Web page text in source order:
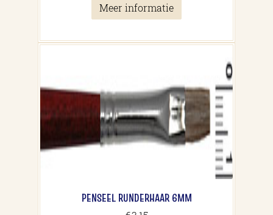
Meer informatie
PENSEEL RUNDERHAAR 6MM